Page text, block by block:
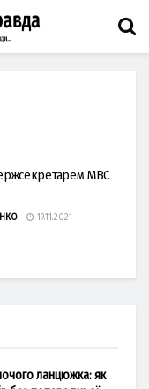
МВС
19.11.2021
ланцюжка: як